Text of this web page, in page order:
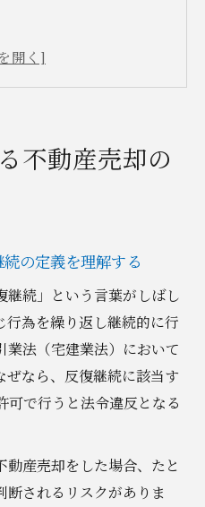
く整理した基礎知識
リスク回避法
すい反復継続の回避策
則を避ける実践的ポイン
見なされない売却方法
な書類とリスク管理
動産売却の注意点
続が疑われるケース
く問題点を整理する
不動産売却の
の定義を理解する
継続」という言葉がしばし
行為を繰り返し継続的に行
業法（宅建業法）において
ぜなら、反復継続に該当す
可で行うと法令違反となる
産売却をした場合、たと
断されるリスクがありま